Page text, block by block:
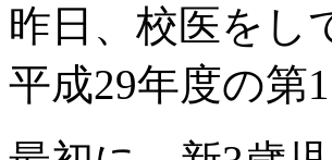
昨日、校医をし
平成29年度の第